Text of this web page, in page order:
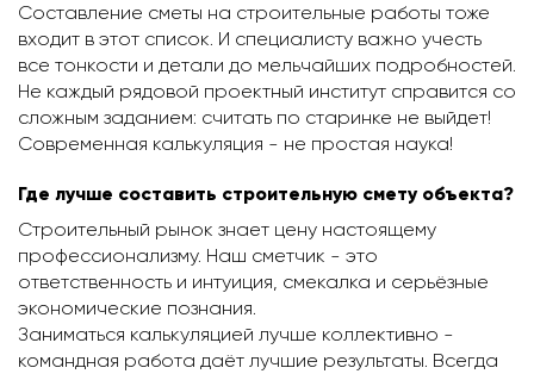
Составление сметы на строительные работы тоже
входит в этот список. И специалисту важно учесть
все тонкости и детали до мельчайших подробностей.
Не каждый рядовой проектный институт справится со
сложным заданием: считать по старинке не выйдет!
Современная калькуляция - не простая наука!
Где лучше составить строительную смету объекта?
Строительный рынок знает цену настоящему
профессионализму. Наш сметчик - это
ответственность и интуиция, смекалка и серьёзные
экономические познания.
Заниматься калькуляцией лучше коллективно -
командная работа даёт лучшие результаты. Всегда